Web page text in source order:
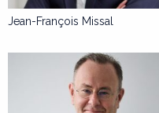
Jean-François Missal